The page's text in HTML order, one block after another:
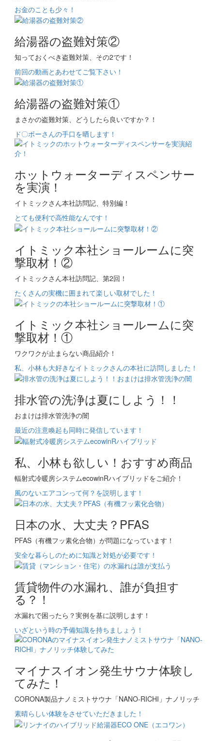
お金のことも少々！
給湯器の盗難対策②
知っておくべき盗難対策、その2です！
前回の動画とあわせてご覧下さい！
給湯器の盗難対策①
まさかの盗難対策、どうしたら良いですか？！
ド〇ボーさんの手口を晒します！
ホットウォーターディスペンサー
を実演！
イトミックさん本社訪問記、特別編！
とても便利で高性能なんです！
イトミック本社ショールームに突
撃取材！②
イトミックさん本社訪問記、第2回！
たくさんの実機に囲まれて楽しい取材でした！
イトミック本社ショールームに突
撃取材！①
ワクワクが止まらない商品紹介！
私、小林も大好きなイトミックさんの本社に訪問しました！
排水管の洗浄は夏にしよう！！
おまけは排水管洗浄の闇
最近の注意喚起も同時に発信しています！
私、小林も欲しい！おすすめ商品
輻射式冷暖房システムecowinRハイブリッドをご紹介！
風のないエアコンって何？を説明します！
日本の水、大丈夫？PFAS
PFAS（有機フッ素化合物）が問題になっています！
安全な暮らしのために知識と対処が必要です！
賃貸物件の水漏れ、誰が負担す
る？！
水漏れで困ったら？実例を基に説明します！
いざという時の予備知識を持ちましょう！
マイナスイオン発生サウナ体験し
てみた！
CORONA製品ナノミストサウナ「NANO-RICHI」ナノリッチ
素晴らしい体験をさせていただきました！